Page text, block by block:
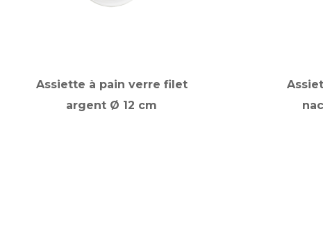
Assiette à pain verre filet
argent Ø 12 cm